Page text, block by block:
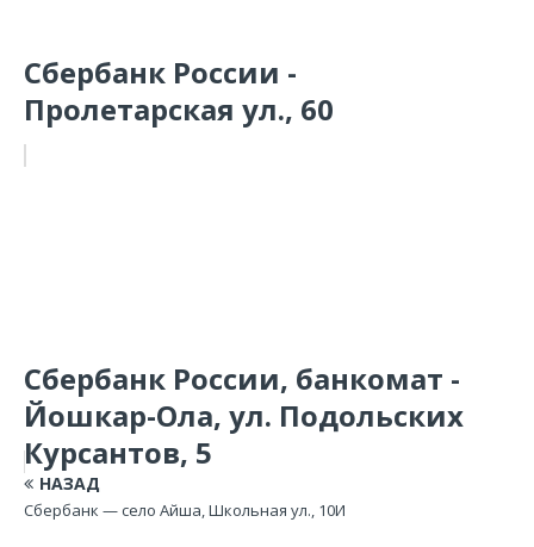
Сбербанк России -
Пролетарская ул., 60
Сбербанк России, банкомат -
Йошкар-Ола, ул. Подольских
Курсантов, 5
НАЗАД
Сбербанк — село Айша, Школьная ул., 10И